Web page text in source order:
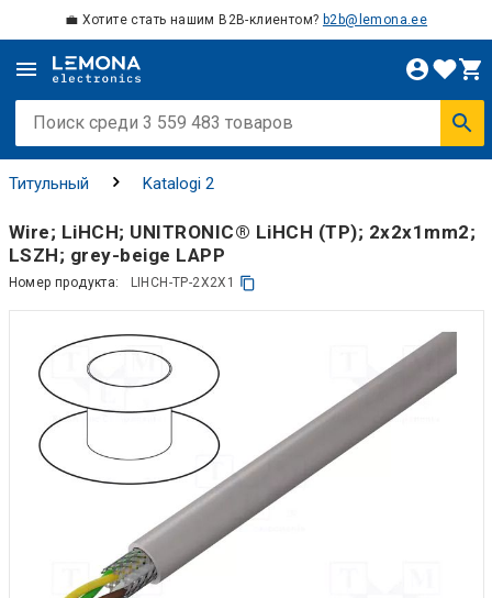
💼 Хотите стать нашим B2B-клиентом? b2b@lemona.ee
Титульный Katalogi 2
Wire; LiHCH; UNITRONIC® LiHCH (TP); 2x2x1mm2;
LSZH; grey-beige LAPP
Номер продукта: LIHCH-TP-2X2X1